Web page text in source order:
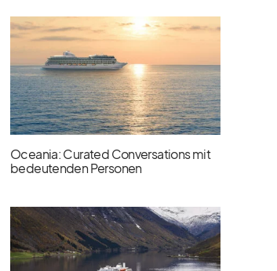
Oceania: Curated Conversations mit
bedeutenden Personen